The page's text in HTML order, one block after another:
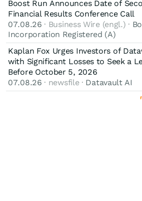
Boost Run Announces Date of
Financial Results Conference Call
07.08.26 · Business Wire (engl.) ·
Incorporation Registered (A)
Kaplan Fox Urges Investors of
with Significant Losses to Seek a
Before October 5, 2026
07.08.26 · newsfile · Datavault AI